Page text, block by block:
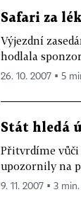
Safari za
Výjezdní
hodlala
26. 10. 2007 ▪ 5
Stát hledá
Přitvrdíme
upozornily na
9. 11. 2007 ▪ 3